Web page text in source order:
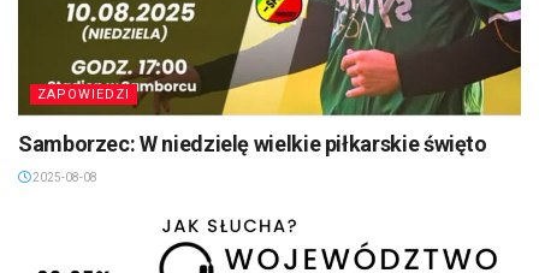
ZAPOWIEDZI
Samborzec: W niedzielę wielkie piłkarskie święto
2025-08-08